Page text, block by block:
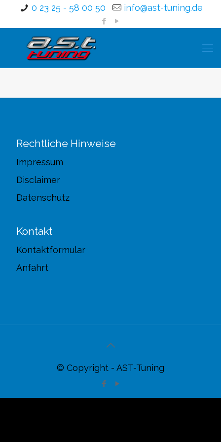
0 23 25 - 58 00 50 info@ast-tuning.de
Rechtliche Hinweise
Impressum
Disclaimer
Datenschutz
Kontakt
Kontaktformular
Anfahrt
© Copyright - AST-Tuning